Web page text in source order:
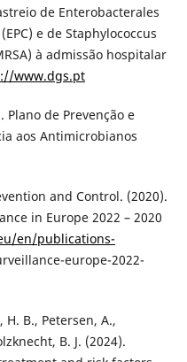
de Enterobacterales
e de Staphylococcus
à admissão hospitalar
www.dgs.pt
Plano de Prevenção e
aos Antimicrobianos
and Control. (2020).
in Europe 2022 – 2020
en/publications-
europe-2022-
H. B., Petersen, A.,
B. J. (2024).